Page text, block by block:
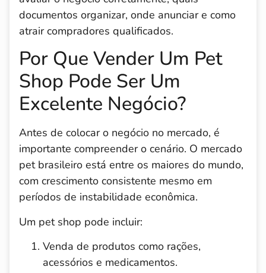
documentos organizar, onde anunciar e como
atrair compradores qualificados.
Por Que Vender Um Pet
Shop Pode Ser Um
Excelente Negócio?
Antes de colocar o negócio no mercado, é
importante compreender o cenário. O mercado
pet brasileiro está entre os maiores do mundo,
com crescimento consistente mesmo em
períodos de instabilidade econômica.
Um pet shop pode incluir:
Venda de produtos como rações,
acessórios e medicamentos.